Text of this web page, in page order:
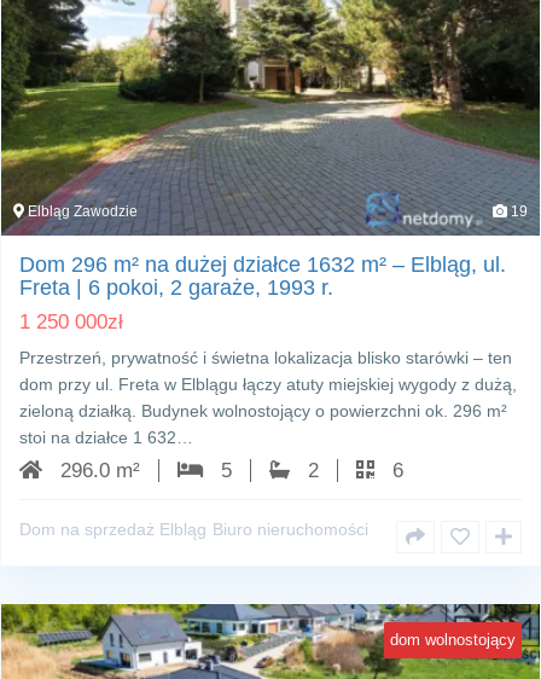
Elbląg Zawodzie 19
Dom 296 m² na dużej działce 1632 m² – Elbląg, ul.
Freta | 6 pokoi, 2 garaże, 1993 r.
1 250 000zł
Przestrzeń, prywatność i świetna lokalizacja blisko starówki – ten
dom przy ul. Freta w Elblągu łączy atuty miejskiej wygody z dużą,
zieloną działką. Budynek wolnostojący o powierzchni ok. 296 m²
stoi na działce 1 632…
296.0 m² 5 2 6
Dom na sprzedaż Elbląg Biuro nieruchomości
dom wolnostojący